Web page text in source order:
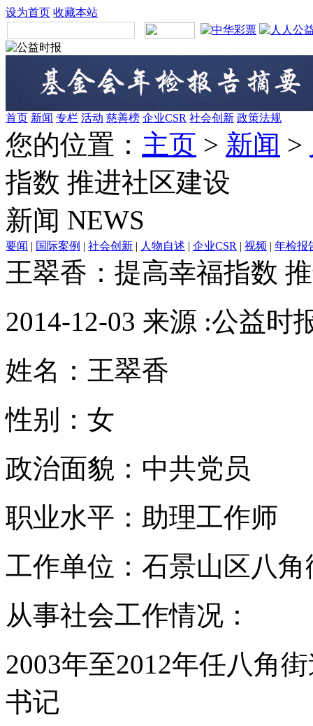
设为首页 收藏本站
首页 新闻 专栏 活动 慈善榜 企业CSR 社会创新 政策法规
您的位置： 主页 > 新闻 >
指数 推进社区建设
新闻 NEWS
要闻 | 国际案例 | 社会创新 | 人物自述 | 企业CSR | 视频 | 年检报
王翠香：提高幸福指数
2014-12-03 来源 :公益时
姓名：王翠香
性别：女
政治面貌：中共党员
职业水平：助理工作师
工作单位：石景山区八
从事社会工作情况：
2003年至2012年任八角
书记